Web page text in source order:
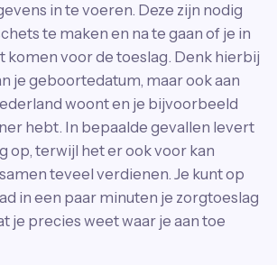
in te voeren. Deze zijn nodig
te maken en na te gaan of je in
komen voor de toeslag. Denk hierbij
je geboortedatum, maar ook aan
woont en je bijvoorbeeld
hebt. In bepaalde gevallen levert
op, terwijl het er ook voor kan
teveel verdienen. Je kunt op
in een paar minuten je zorgtoeslag
je precies weet waar je aan toe